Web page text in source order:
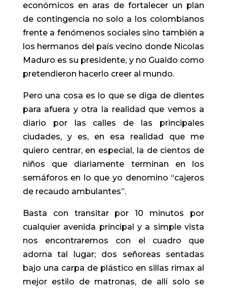
económicos en aras de fortalecer un plan
de contingencia no solo a los colombianos
frente a fenómenos sociales sino también a
los hermanos del país vecino donde Nicolas
Maduro es su presidente, y no Guaido como
pretendieron hacerlo creer al mundo.
Pero una cosa es lo que se diga de dientes
para afuera y otra la realidad que vemos a
diario por las calles de las principales
ciudades, y es, en esa realidad que me
quiero centrar, en especial, la de cientos de
niños que diariamente terminan en los
semáforos en lo que yo denomino “cajeros
de recaudo ambulantes”.
Basta con transitar por 10 minutos por
cualquier avenida principal y a simple vista
nos encontraremos con el cuadro que
adorna tal lugar; dos señoreas sentadas
bajo una carpa de plástico en sillas rimax al
mejor estilo de matronas, de allí solo se